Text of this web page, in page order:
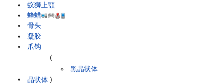
蚁狮上颚
蜂蜡
骨头
凝胶
爪钩
晶状体
(
黑晶状体
)